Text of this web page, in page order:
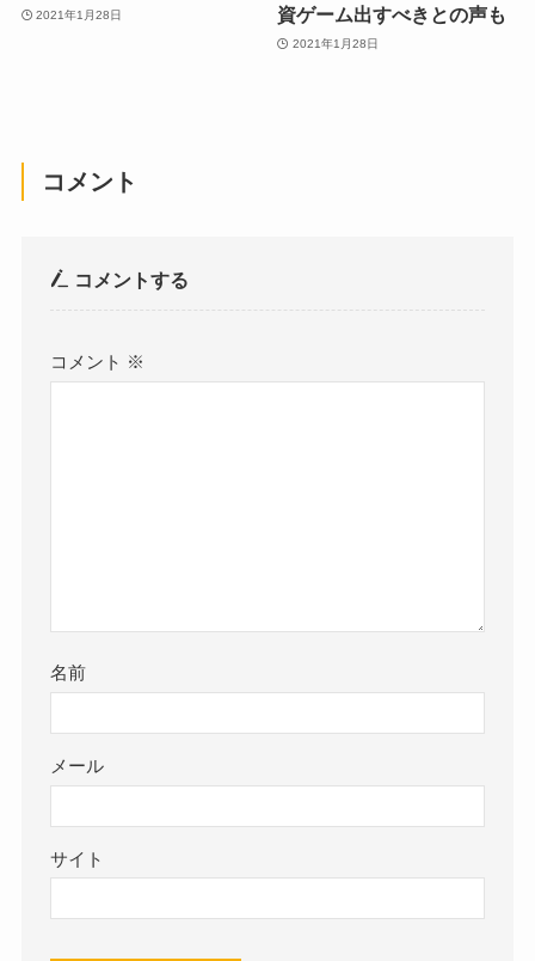
2021年1月28日
資ゲーム出すべきとの声も
2021年1月28日
コメント
コメントする
コメント ※
名前
メール
サイト